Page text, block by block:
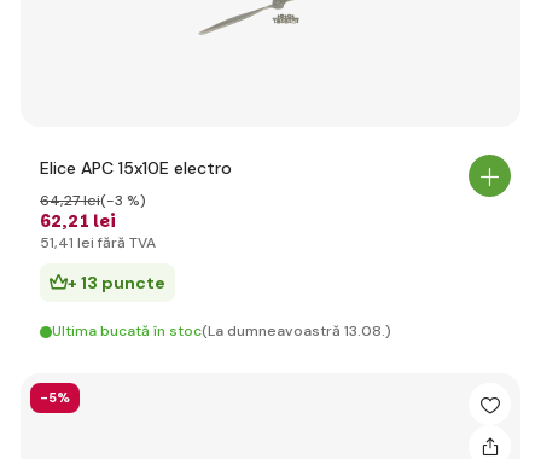
Elice APC 15x10E electro
62,21 lei
64,27 lei(-3 %)
51,41 lei fără TVA
+ 13 puncte
Ultima bucată în stoc(La dumneavoastră 13.08.)
-5%